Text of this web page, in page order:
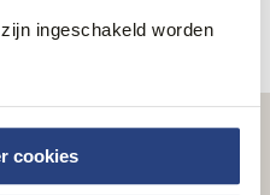
ingeschakeld worden
cookies
in huis hebt.
onze nieuwsbrief